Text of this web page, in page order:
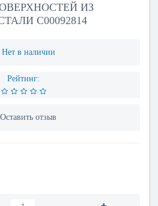
ИЗ
C00092814
Нет в наличии
Рейтинг:
Оставить отзыв